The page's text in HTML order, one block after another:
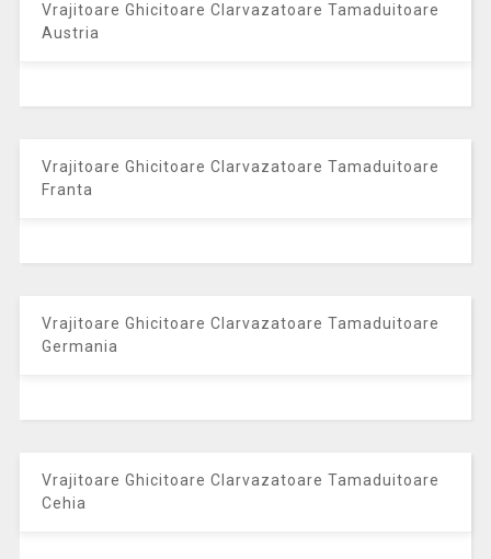
Vrajitoare Ghicitoare Clarvazatoare Tamaduitoare
Austria
Vrajitoare Ghicitoare Clarvazatoare Tamaduitoare
Franta
Vrajitoare Ghicitoare Clarvazatoare Tamaduitoare
Germania
Vrajitoare Ghicitoare Clarvazatoare Tamaduitoare
Cehia